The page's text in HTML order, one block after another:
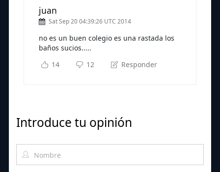
juan
Sat Sep 20 04:39:26 UTC 2014
no es un buen colegio es una rastada los
baños sucios.....
14
12 Responder
Introduce tu opinión